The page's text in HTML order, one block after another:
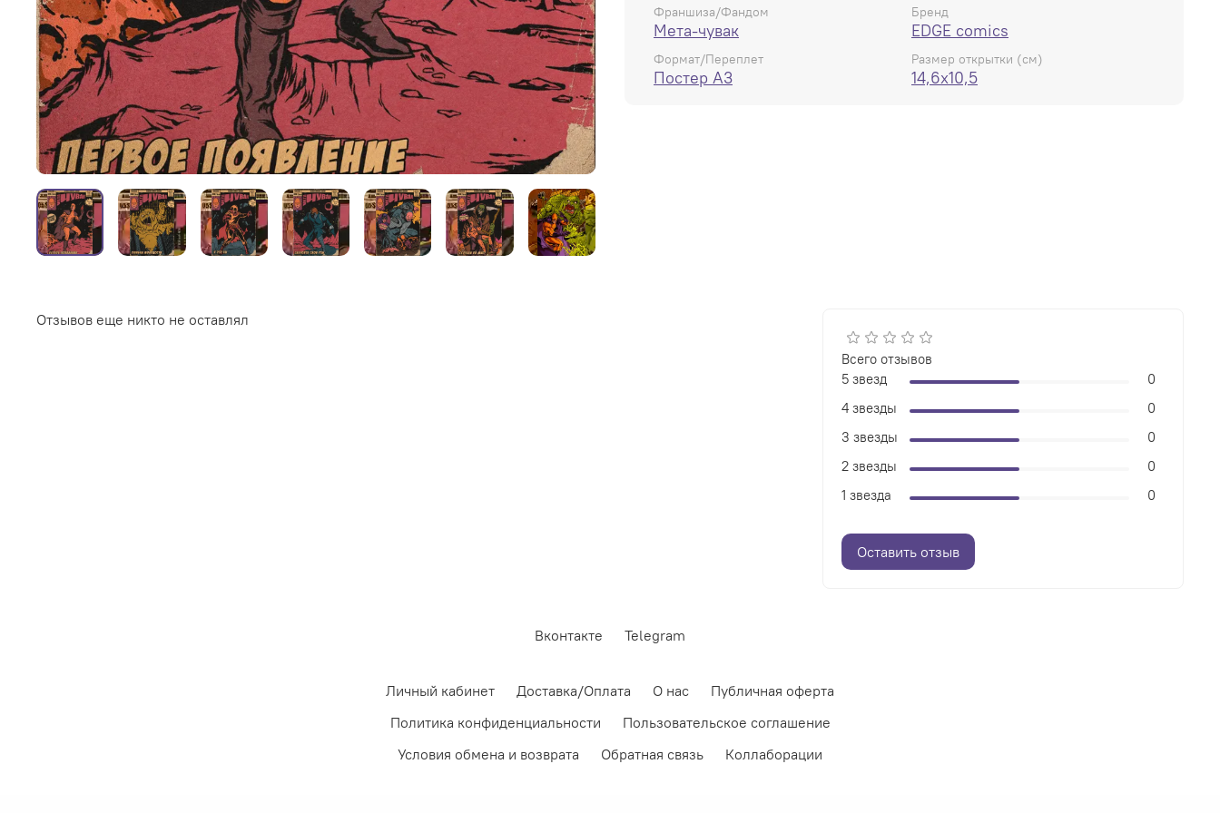
Франшиза/Фандом
Мета-чувак
Бренд
EDGE comics
Формат/Переплет
Постер А3
Размер открытки (см)
14,6x10,5
Отзывов еще никто не оставлял
Всего отзывов
5 звезд
0
4 звезды
0
3 звезды
0
2 звезды
0
1 звезда
0
Оставить отзыв
Вконтакте Telegram
Личный кабинет Доставка/Оплата О нас
Публичная оферта
Политика конфиденциальности
Пользовательское соглашение
Условия обмена и возврата
Обратная связь Коллаборации